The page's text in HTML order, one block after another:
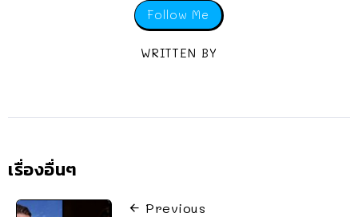
Follow Me
WRITTEN BY
เรื่องอื่นๆ
Previous